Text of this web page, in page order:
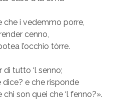
i vedemmo porre,
cenno,
l’occhio tòrre.
di tutto ‘l senno;
dice? e che risponde
chi son quei che ‘l fenno?».